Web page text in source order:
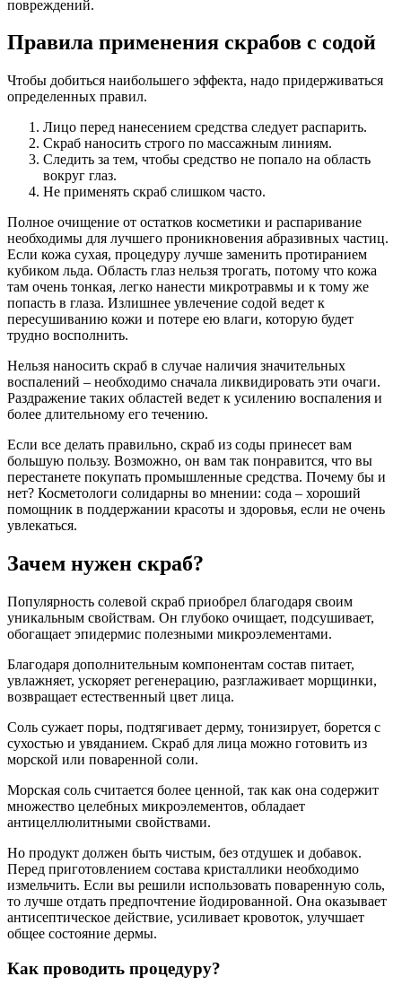
повреждений.
Правила применения скрабов с содой
Чтобы добиться наибольшего эффекта, надо придерживаться
определенных правил.
Лицо перед нанесением средства следует распарить.
Скраб наносить строго по массажным линиям.
Следить за тем, чтобы средство не попало на область
вокруг глаз.
Не применять скраб слишком часто.
Полное очищение от остатков косметики и распаривание
необходимы для лучшего проникновения абразивных частиц.
Если кожа сухая, процедуру лучше заменить протиранием
кубиком льда. Область глаз нельзя трогать, потому что кожа
там очень тонкая, легко нанести микротравмы и к тому же
попасть в глаза. Излишнее увлечение содой ведет к
пересушиванию кожи и потере ею влаги, которую будет
трудно восполнить.
Нельзя наносить скраб в случае наличия значительных
воспалений – необходимо сначала ликвидировать эти очаги.
Раздражение таких областей ведет к усилению воспаления и
более длительному его течению.
Если все делать правильно, скраб из соды принесет вам
большую пользу. Возможно, он вам так понравится, что вы
перестанете покупать промышленные средства. Почему бы и
нет? Косметологи солидарны во мнении: сода – хороший
помощник в поддержании красоты и здоровья, если не очень
увлекаться.
Зачем нужен скраб?
Популярность солевой скраб приобрел благодаря своим
уникальным свойствам. Он глубоко очищает, подсушивает,
обогащает эпидермис полезными микроэлементами.
Благодаря дополнительным компонентам состав питает,
увлажняет, ускоряет регенерацию, разглаживает морщинки,
возвращает естественный цвет лица.
Соль сужает поры, подтягивает дерму, тонизирует, борется с
сухостью и увяданием. Скраб для лица можно готовить из
морской или поваренной соли.
Морская соль считается более ценной, так как она содержит
множество целебных микроэлементов, обладает
антицеллюлитными свойствами.
Но продукт должен быть чистым, без отдушек и добавок.
Перед приготовлением состава кристаллики необходимо
измельчить. Если вы решили использовать поваренную соль,
то лучше отдать предпочтение йодированной. Она оказывает
антисептическое действие, усиливает кровоток, улучшает
общее состояние дермы.
Как проводить процедуру?